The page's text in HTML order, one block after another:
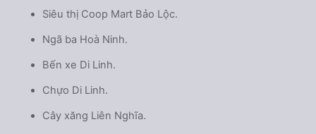
Siêu thị Coop Mart Bảo Lộc.
Ngã ba Hoà Ninh.
Bến xe Di Linh.
Chựo Di Linh.
Cây xăng Liên Nghĩa.